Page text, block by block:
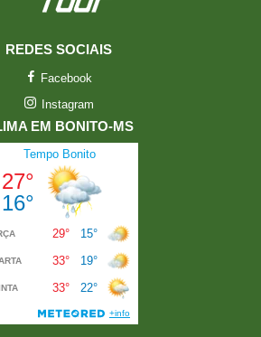
REDES SOCIAIS
Facebook
Instagram
EM BONITO-MS